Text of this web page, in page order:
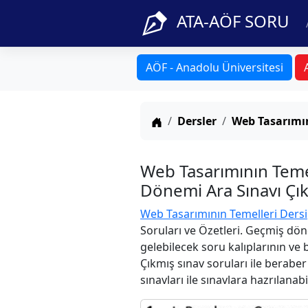
ATA-AÖF SORU
AÖF - Anadolu Üniversitesi
Anasayfa
Dersler Web
Web Tasarımının
Dönemi Ara Sınavı
Web Tasarımının Temelleri Dersi
Soruları ve Özetleri. Geçmiş
gelebilecek soru kalıplarının
Çıkmış sınav soruları ile
sınavları ile sınavlara